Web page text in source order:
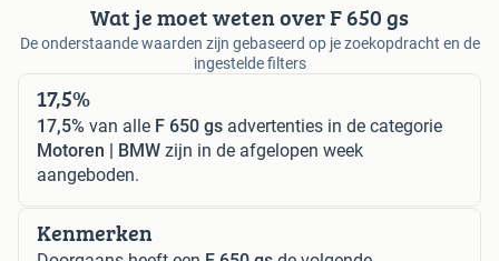
Wat je moet weten over F 650 gs
De onderstaande waarden zijn gebaseerd op je zoekopdracht en de
ingestelde filters
17,5%
17,5% van alle F 650 gs advertenties in de categorie
Motoren | BMW zijn in de afgelopen week
aangeboden.
Kenmerken